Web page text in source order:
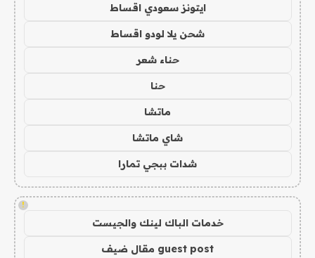
ايتونز سعودي اقساط
شحن يلا لودو اقساط
حناء شعر
حنا
ماتشا
شاي ماتشا
شدات ببجي تمارا
!
خدمات الباك لينك والجيست
guest post مقال ضيف